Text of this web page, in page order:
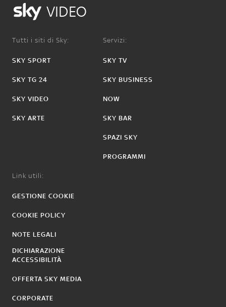
VIDEO
Tutti i siti di Sky:
SKY SPORT
SKY TG 24
SKY VIDEO
SKY ARTE
Servizi:
SKY TV
SKY BUSINESS
NOW
SKY BAR
SPAZI SKY
PROGRAMMI
Link utili:
GESTIONE COOKIE
COOKIE POLICY
NOTE LEGALI
DICHIARAZIONE
ACCESSIBILITÀ
OFFERTA SKY MEDIA
CORPORATE